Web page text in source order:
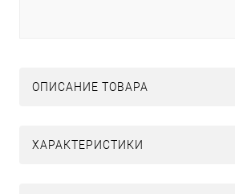
ОПИСАНИЕ ТОВАРА
ХАРАКТЕРИСТИКИ